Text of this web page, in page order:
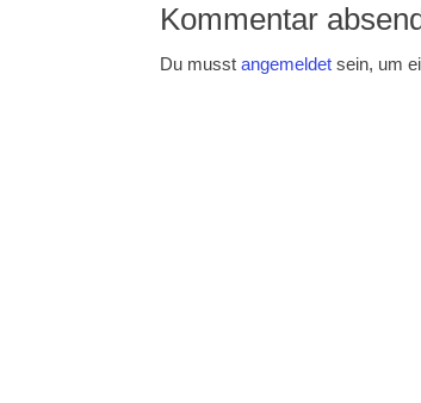
Kommentar
Du musstangemeldet sein, um